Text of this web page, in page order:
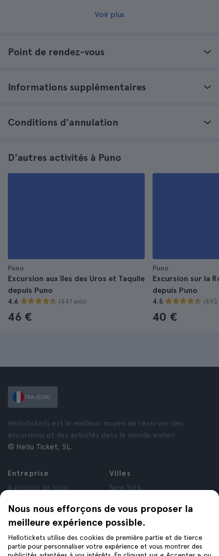
Voir plus
Point de rendez-vous
Informations supplémentaires
Conditions d'annulation
D'autres activités à Puno
Puno
Excursion aux îles des Uros et Taquile
depuis Puno
4.6 (441 avis)
46 €
Puno
Excursion sur la
depuis Puno
4.5 (493
40 €
Nous nous efforçons de vous proposer la
meilleure expérience possible.
Hellotickets utilise des cookies de première partie et de tierce
partie pour personnaliser votre expérience et vous montrer des
FRA (EUR)
Hellotickets est le meilleur moyen de réserver des
excursions et des activités dans le monde entier.
© Hello Ticket, SL.
Entreprise
À propos de nous
Affiliés
Avis
Confidentialité
Conditions générales
Villes
New York
Paris
Londres
Grenade
Cracovie